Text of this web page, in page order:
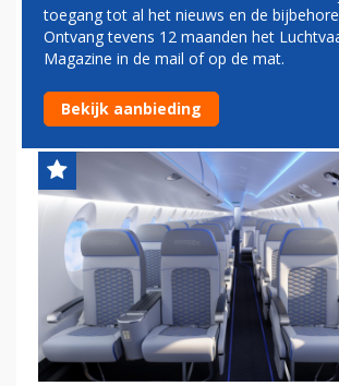
DELTA AIR LINES
CRJ900'S MET NIEUWE
CABINE
toegang tot al het nieuws en de
Ontvang tevens 12 maanden het
Magazine in de mail of op de mat.
Bekijk aanbieding